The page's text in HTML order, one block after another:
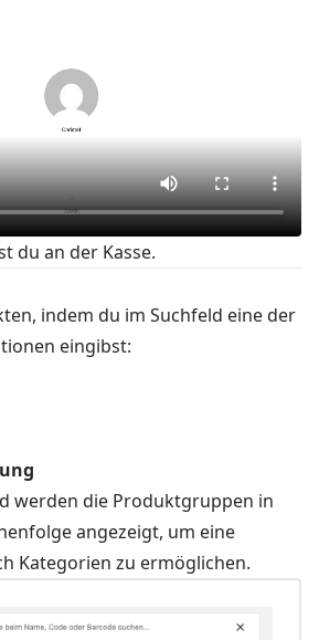
du an der Kasse.
indem du im Suchfeld eine der
eingibst:
werden die Produktgruppen in
angezeigt, um eine
Kategorien zu ermöglichen.